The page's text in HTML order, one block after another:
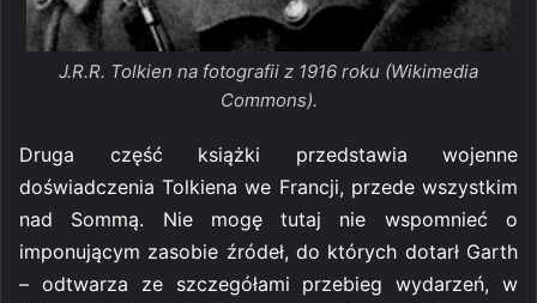
J.R.R. Tolkien na fotografii z 1916 roku (Wikimedia
Commons).
Druga część książki przedstawia wojenne
doświadczenia Tolkiena we Francji, przede wszystkim
nad Sommą. Nie mogę tutaj nie wspomnieć o
imponującym zasobie źródeł, do których dotarł Garth
– odtwarza ze szczegółami przebieg wydarzeń, w